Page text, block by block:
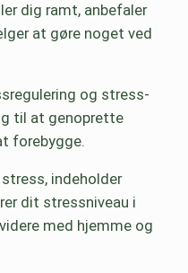
dig ramt, anbefaler
at gøre noget ved
og stress-
til at genoprette
forebygge.
indeholder
dit stressniveau i
med hjemme og